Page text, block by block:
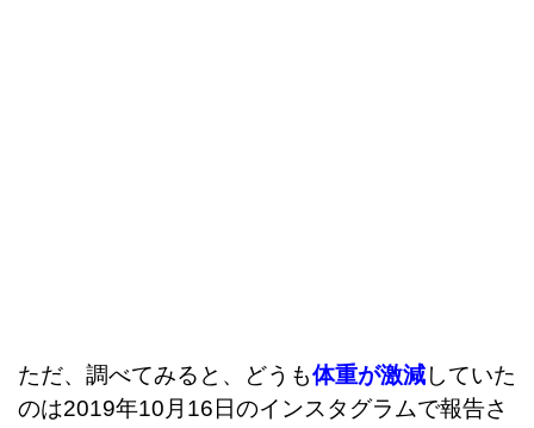
ただ、調べてみると、どうも体重が激減していた
のは2019年10月16日のインスタグラムで報告さ